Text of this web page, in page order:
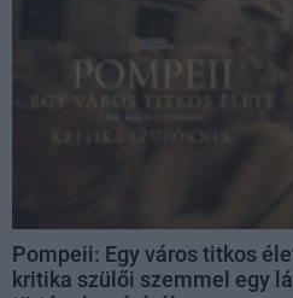
Pompeii: Egy város titkos
kritika szülői szemmel egy